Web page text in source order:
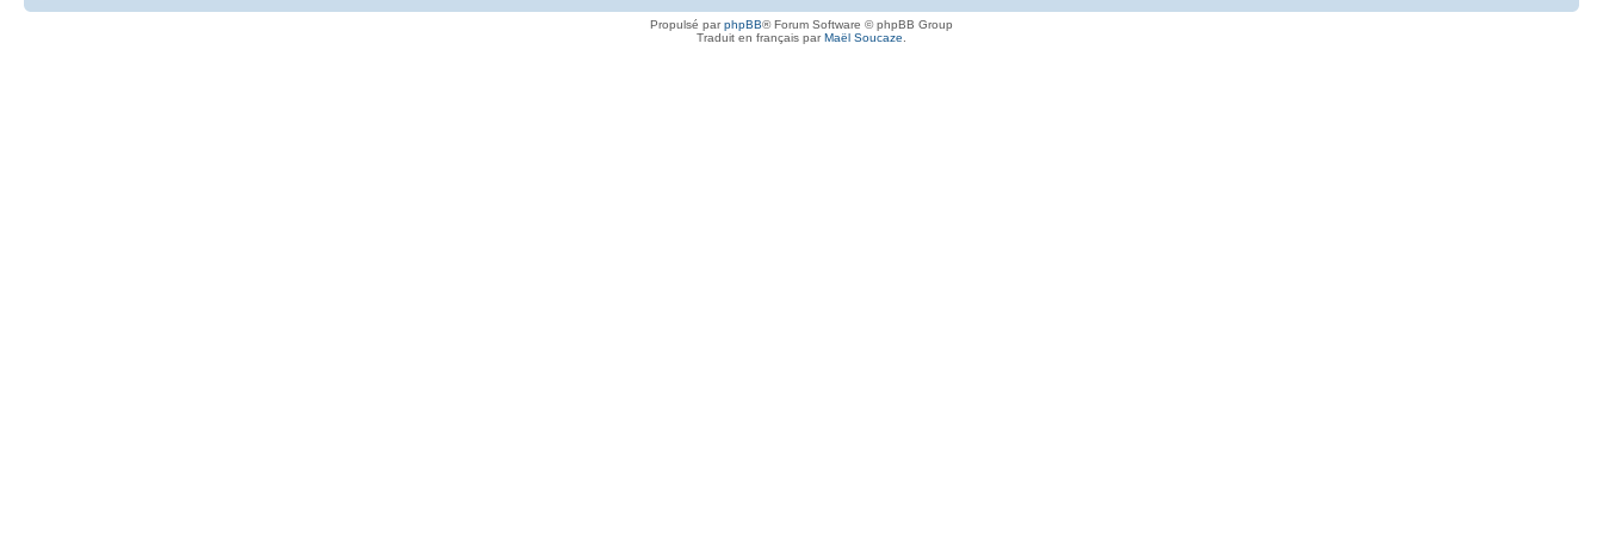
Propulsé parphpBB® Forum Software © phpBB Group
Traduit en français parMaël Soucaze